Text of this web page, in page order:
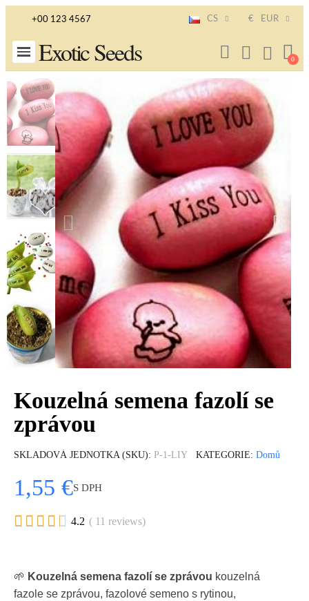
+00 123 4567 CS € EUR
Exotic Seeds
Kouzelná semena fazolí se
zprávou
SKLADOVÁ JEDNOTKA (SKU) P-1-LIY KATEGORIE Domů
1,55 €S DPH
     4.2 ( 11 reviews)
🌱 Kouzelná semena fazolí se zprávou kouzelná
fazole se zprávou, fazolové semeno s rytinou,